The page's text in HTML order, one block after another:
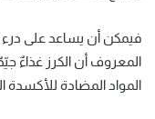
فيمكن أن يساعد على
المعروف أن الكرز غذاءٌ
المواد المضادة للأكسدة